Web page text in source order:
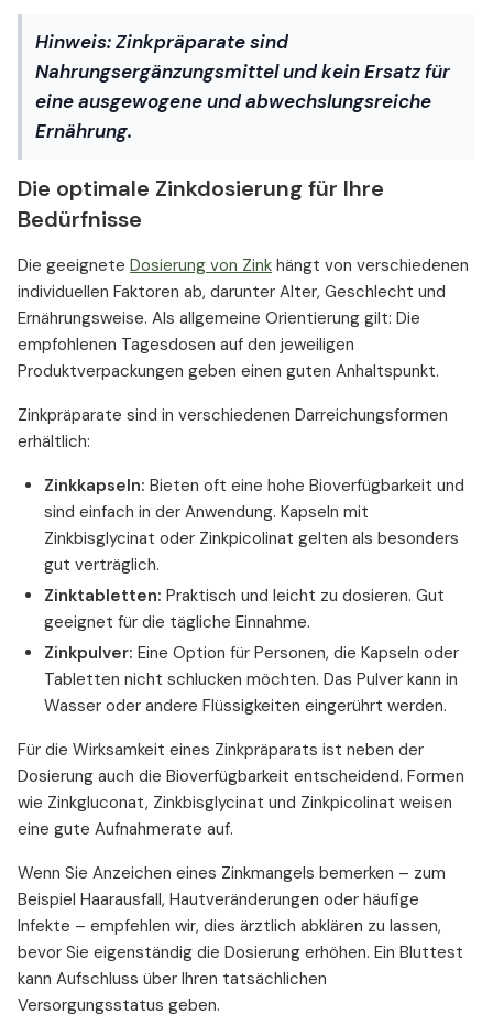
Hinweis:Zinkpräparate sind
Nahrungsergänzungsmittel und kein Ersatz für
eine ausgewogene und abwechslungsreiche
Ernährung.
Die optimale Zinkdosierung für Ihre
Bedürfnisse
Die geeignete Dosierung von Zink hängt von verschiedenen
individuellen Faktoren ab, darunter Alter, Geschlecht und
Ernährungsweise. Als allgemeine Orientierung gilt: Die
empfohlenen Tagesdosen auf den jeweiligen
Produktverpackungen geben einen guten Anhaltspunkt.
Zinkpräparate sind in verschiedenen Darreichungsformen
erhältlich:
Zinkkapseln: Bieten oft eine hohe Bioverfügbarkeit und
sind einfach in der Anwendung. Kapseln mit
Zinkbisglycinat oder Zinkpicolinat gelten als besonders
gut verträglich.
Zinktabletten: Praktisch und leicht zu dosieren. Gut
geeignet für die tägliche Einnahme.
Zinkpulver: Eine Option für Personen, die Kapseln oder
Tabletten nicht schlucken möchten. Das Pulver kann in
Wasser oder andere Flüssigkeiten eingerührt werden.
Für die Wirksamkeit eines Zinkpräparats ist neben der
Dosierung auch die Bioverfügbarkeit entscheidend. Formen
wie Zinkgluconat, Zinkbisglycinat und Zinkpicolinat weisen
eine gute Aufnahmerate auf.
Wenn Sie Anzeichen eines Zinkmangels bemerken – zum
Beispiel Haarausfall, Hautveränderungen oder häufige
Infekte – empfehlen wir, dies ärztlich abklären zu lassen,
bevor Sie eigenständig die Dosierung erhöhen. Ein Bluttest
kann Aufschluss über Ihren tatsächlichen
Versorgungsstatus geben.